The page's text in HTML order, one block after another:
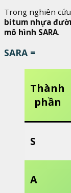
Trong nghiên
bitum nhựa
mô hình SARA.
SARA =
Thành
phần
S
A